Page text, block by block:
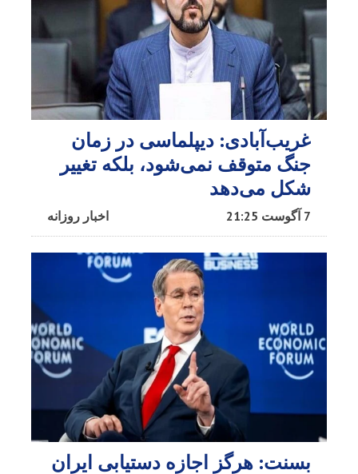
غریب‌آبادی: دیپلماسی در زمان
جنگ متوقف نمی‌شود، بلکه تغییر
شکل می‌دهد
اخبار روزانه 7 آگوست 21:25
بسنت: هرگز اجازه دستیابی ایران